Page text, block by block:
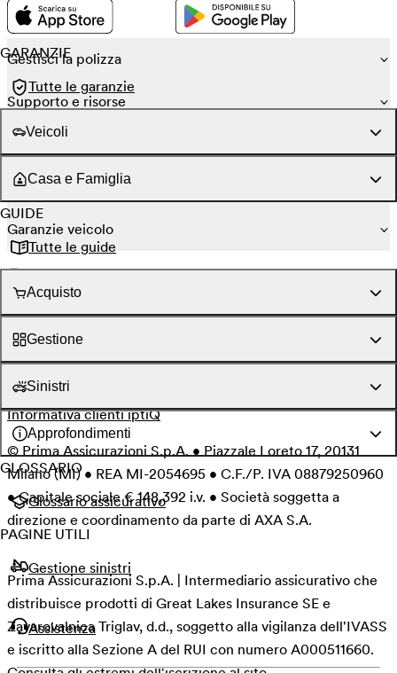
GARANZIE
Tutte le garanzie
Veicoli
Casa e Famiglia
GUIDE
Tutte le guide
Acquisto
Gestione
Sinistri
Approfondimenti
GLOSSARIO
Glossario assicurativo
PAGINE UTILI
Gestione sinistri
Assistenza
Gestisci la polizza
Supporto e risorse
Garanzie conducente
Garanzie veicolo
Segui Prima Assicurazioni su Facebook
Segui Prima Assicurazioni su LinkedIn
Informativa Privacy
Informativa Area RiservataCondizioni del servizio
Cookie policy
Informativa clienti iptiQ
© Prima Assicurazioni S.p.A. • Piazzale Loreto 17, 20131
Milano (MI) • REA MI-2054695 • C.F./P. IVA 08879250960
• Capitale sociale € 148,392 i.v. • Società soggetta a
direzione e coordinamento da parte di AXA S.A.
Prima Assicurazioni S.p.A. | Intermediario assicurativo che
distribuisce prodotti di Great Lakes Insurance SE e
Zavarovalnica Triglav, d.d., soggetto alla vigilanza dell'IVASS
e iscritto alla Sezione A del RUI con numero A000511660.